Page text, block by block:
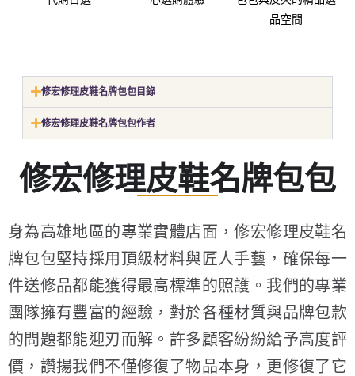
修宏修理皮鞋名牌包包目錄
修宏修理皮鞋名牌包包作者
修宏修理皮鞋名牌包包
身為高雄地區的專業實體店面，修宏修理皮鞋名
牌包包堅持採用頂級材料與匠人手藝，確保每一
件送修品都能獲得最高標準的照護。我們的專業
團隊擁有豐富的經驗，對於各種材質與品牌包款
的問題都能迎刃而解。許多顧客紛紛給予高度評
價，讚揚我們不僅修復了物品本身，更修復了它